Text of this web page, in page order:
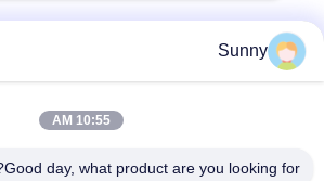
العنوان
Sunny
10:55 AM
Good day, what product are you looking for?